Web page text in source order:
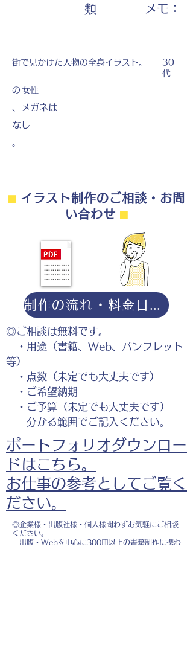
類
​メモ：
街で見かけた人物の全身イラスト。
30
代
の 女性
、メガネは
なし
。
⬛︎イラスト制作のご相談・お問
い合わせ ⬛︎
◎ご相談は無料です。
・用途（書籍、Web、パンフレット
等）
・点数（未定でも大丈夫です）
・ご希望納期
・ご予算（未定でも大丈夫です）
分かる範囲でご記入ください。
ポートフォリオダウンロー
ドはこちら。
お仕事の参考としてご覧く
ださい。
◎企業様・出版社様・個人様問わずお気軽にご相談
ください。
出版・Webを中心に300冊以上の書籍制作に携わ